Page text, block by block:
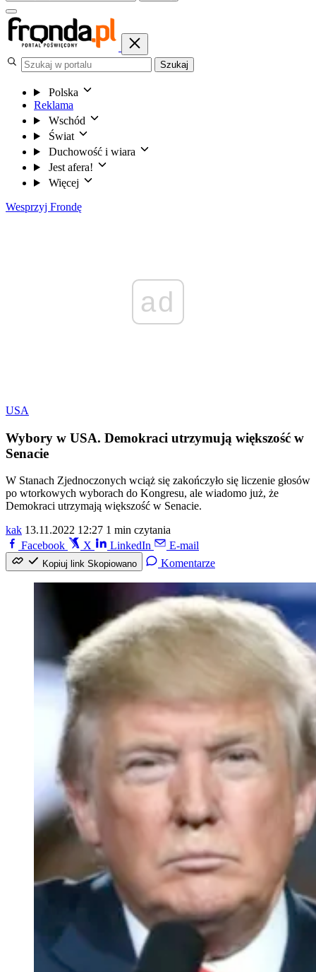
Szukaj
Polska
Reklama
Wschód
Świat
Duchowość i wiara
Jest afera!
Więcej
Wesprzyj Frondę
ad
USA
Wybory w USA. Demokraci utrzymują większość w
Senacie
W Stanach Zjednoczonych wciąż się zakończyło się liczenie głosów
po wtorkowych wyborach do Kongresu, ale wiadomo już, że
Demokraci utrzymają większość w Senacie.
kak 13.11.2022 12:27 1 min czytania
Facebook
X LinkedIn E-mail
Kopiuj link Skopiowano Komentarze